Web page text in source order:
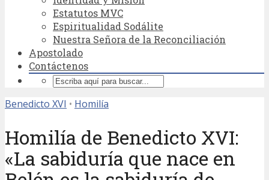
Estatutos MVC
Espiritualidad Sodálite
Nuestra Señora de la Reconciliación
Apostolado
Contáctenos
Benedicto XVI • Homilía
Homilía de Benedicto XVI:
«La sabiduría que nace en